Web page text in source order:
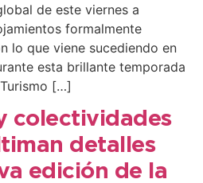
de este viernes a
formalmente
lo que viene sucediendo en
esta brillante temporada
[…]
colectividades
detalles
edición de la